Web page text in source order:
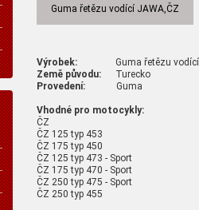
Guma řetězu vodící JAWA,ČZ
Výrobek: Guma řetězu vodící
Země původu: Turecko
Provedení: Guma
Vhodné pro motocykly:
ČZ
ČZ 125 typ 453
ČZ 175 typ 450
ČZ 125 typ 473 - Sport
ČZ 175 typ 470 - Sport
ČZ 250 typ 475 - Sport
ČZ 250 typ 455